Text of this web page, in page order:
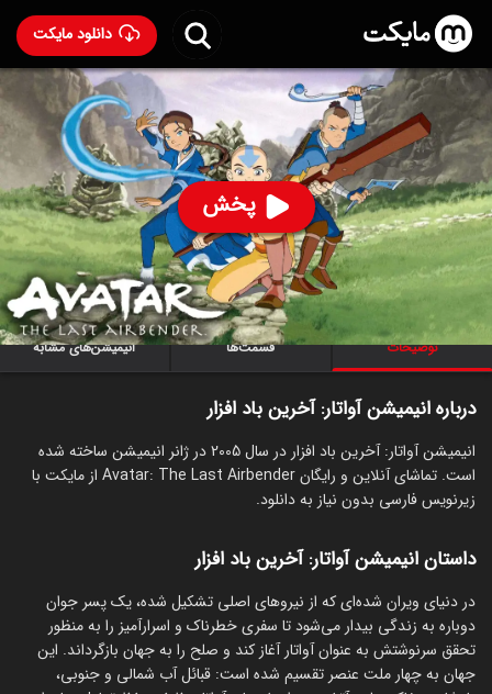
دانلود مایکت
پخش
انیمیشن آواتار: آخرین باد افزار
- Avatar: The Last
Airbender 2005
۱,۰۵۲ 89% ۹.۳
ساخت آمریکا سال 2005
رده سنی ۳+
سریال
انیمیشن اکشن ماجراجویی خانوادگی
توضیحات قسمت‌ها انیمیشن‌های مشابه
درباره انیمیشن آواتار: آخرین باد افزار
انیمیشن آواتار: آخرین باد افزار در سال 2005 در ژانر انیمیشن ساخته شده
است. تماشای آنلاین و رایگان Avatar: The Last Airbender از مایکت با
زیرنویس فارسی بدون نیاز به دانلود.
داستان انیمیشن آواتار: آخرین باد افزار
در دنیای ویران شده‌ای که از نیروهای اصلی تشکیل شده، یک پسر جوان
دوباره به زندگی بیدار می‌شود تا سفری خطرناک و اسرارآمیز را به منظور
تحقق سرنوشتش به عنوان آواتار آغاز کند و صلح را به جهان بازگرداند. این
جهان به چهار ملت عنصر تقسیم شده است: قبائل آب شمالی و جنوبی،